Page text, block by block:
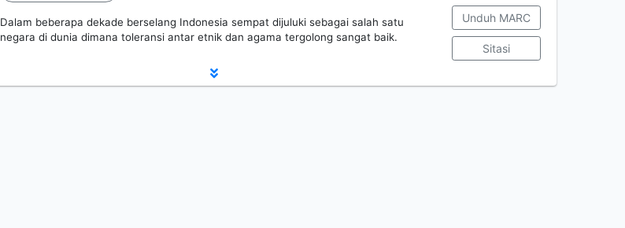
Dalam beberapa dekade berselang Indonesia sempat dijuluki sebagai salah satu
negara di dunia dimana toleransi antar etnik dan agama tergolong sangat baik.
Unduh MARC
Sitasi